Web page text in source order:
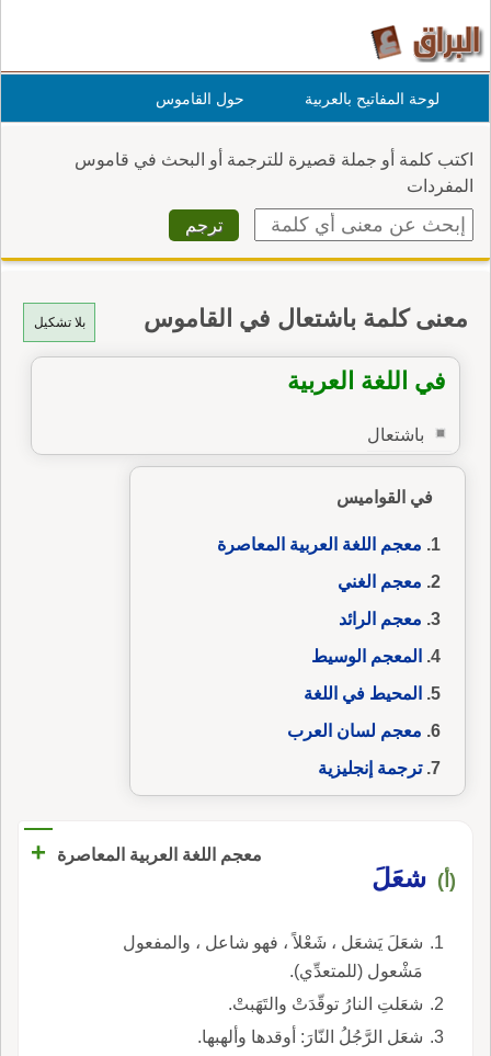
لوحة المفاتيح بالعربية حول القاموس
اكتب كلمة أو جملة قصيرة للترجمة أو البحث في قاموس
المفردات
بلا تشكيل معنى كلمة باشتعال في القاموس
في اللغة العربية
باشتعال
في القواميس
معجم اللغة العربية المعاصرة
معجم الغني
معجم الرائد
المعجم الوسيط
المحيط في اللغة
معجم لسان العرب
ترجمة إنجليزية
معجم اللغة العربية المعاصرة +
(أ) شعَلَ
شعَلَ يَشعَل ، شَعْلاً ، فهو شاعل ، والمفعول
مَشْعول (للمتعدِّي).
شعَلتِ النارُ توقّدَتْ والتَهَبتْ.
شعَل الرَّجُلُ النّارَ: أوقدها وألهبها.